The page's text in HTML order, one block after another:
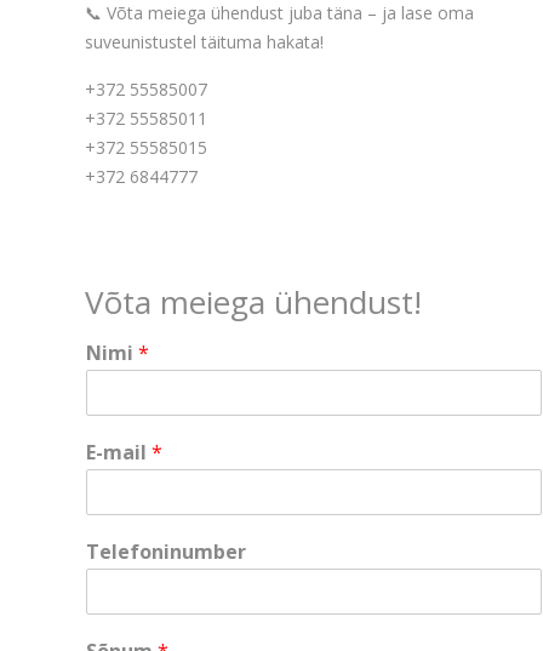
📞 Võta meiega ühendust juba täna – ja lase oma
suveunistustel täituma hakata!
+372 55585007
+372 55585011
+372 55585015
+372 6844777
Võta meiega ühendust!
Nimi *
T
e
e
o
i
E-mail *
Telefoninumber